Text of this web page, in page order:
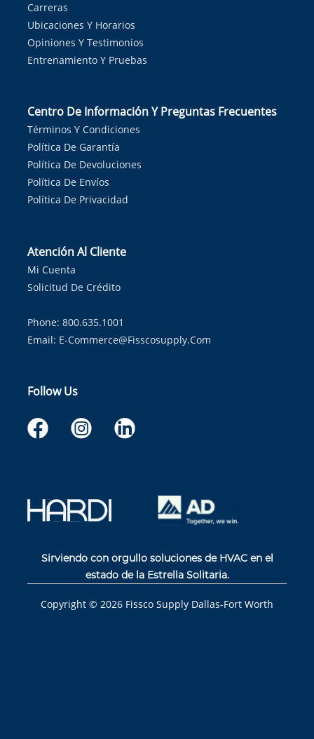
Carreras
Ubicaciones Y Horarios
Opiniones Y Testimonios
Entrenamiento Y Pruebas
Centro De Información Y Preguntas Frecuentes
Términos Y Condiciones
Política De Garantía
Política De Devoluciones
Política De Envíos
Política De Privacidad
Atención Al Cliente
Mi Cuenta
Solicitud De Crédito
Phone: 800.635.1001
Email: E-Commerce@fisscosupply.com
Follow Us
Sirviendo con orgullo soluciones de HVAC en el
estado de la Estrella Solitaria.
Copyright © 2026 Fissco Supply Dallas-Fort Worth